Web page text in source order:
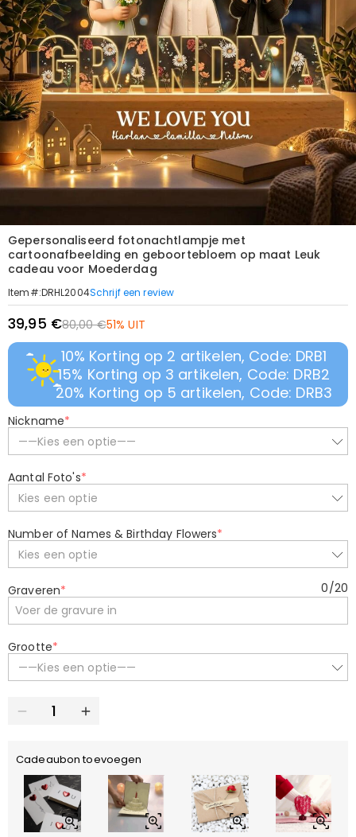
Gepersonaliseerd fotonachtlampje met
cartoonafbeelding en geboortebloem op maat Leuk
cadeau voor Moederdag
Item#:DRHL2004Schrijf een review
39,95 €80,00 €51% UIT
10% Korting op 2 artikelen, Code: DRB1
15% Korting op 3 artikelen, Code: DRB2
20% Korting op 5 artikelen, Code: DRB3
Nickname*
——Kies een optie——
Aantal Foto's*
Kies een optie
Number of Names & Birthday Flowers*
Kies een optie
Graveren* 0/20
Grootte*
——Kies een optie——
Cadeaubon toevoegen